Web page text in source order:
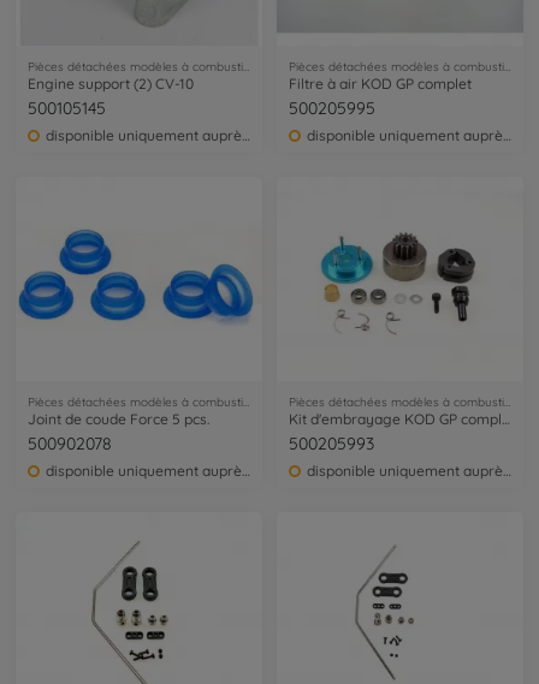
Pièces détachées modèles à combustion
Engine support (2) CV-10
500105145
Pièces détachées modèles à combustion
Filtre à air KOD GP complet
500205995
Pièces détachées modèles à combustion
Joint de coude Force 5 pcs.
500902078
disponible uniquement auprès du service clientèle
Pièces détachées modèles à combustion
Kit d'embrayage KOD GP complet
500205993
disponible uniquement auprès du service clientèle